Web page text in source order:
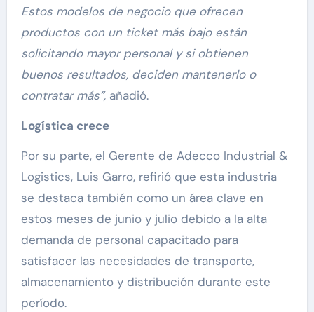
Estos modelos de negocio que ofrecen
productos con un ticket más bajo están
solicitando mayor personal y si obtienen
buenos resultados, deciden mantenerlo o
contratar más”,añadió.
Logística crece
Por su parte, el Gerente de Adecco Industrial &
Logistics, Luis Garro, refirió que esta industria
se destaca también como un área clave en
estos meses de junio y julio debido a la alta
demanda de personal capacitado para
satisfacer las necesidades de transporte,
almacenamiento y distribución durante este
período.